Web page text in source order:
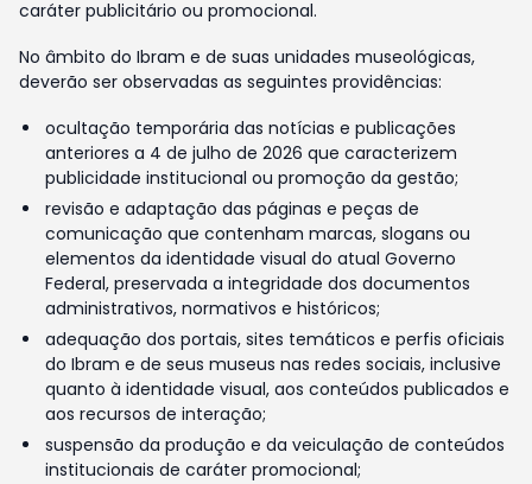
caráter publicitário ou promocional.
No âmbito do Ibram e de suas unidades museológicas,
deverão ser observadas as seguintes providências:
ocultação temporária das notícias e publicações
anteriores a 4 de julho de 2026 que caracterizem
publicidade institucional ou promoção da gestão;
revisão e adaptação das páginas e peças de
comunicação que contenham marcas, slogans ou
elementos da identidade visual do atual Governo
Federal, preservada a integridade dos documentos
administrativos, normativos e históricos;
adequação dos portais, sites temáticos e perfis oficiais
do Ibram e de seus museus nas redes sociais, inclusive
quanto à identidade visual, aos conteúdos publicados e
aos recursos de interação;
suspensão da produção e da veiculação de conteúdos
institucionais de caráter promocional;